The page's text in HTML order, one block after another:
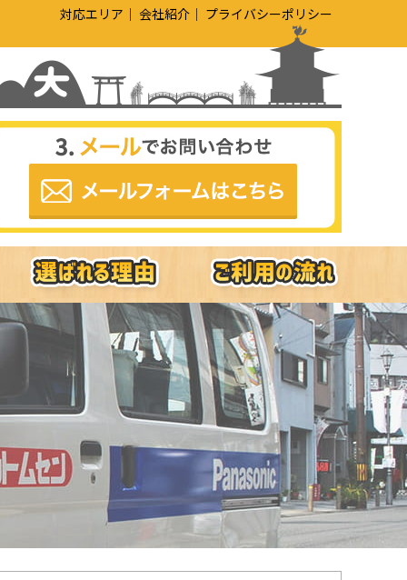
対応エリア 会社紹介 プライバシーポリシー